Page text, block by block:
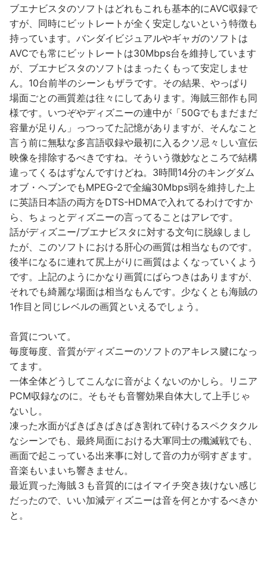
ブエナビスタのソフトはどれもこれも基本的にAVC収録で
すが、同時にビットレートが全く安定しないという特徴も
持っています。バンダイビジュアルやギャガのソフトは
AVCでも常にビットレートは30Mbps台を維持しています
が、ブエナビスタのソフトはまったくもって安定しませ
ん。10台前半のシーンもザラです。その結果、やっぱり
場面ごとの画質差は往々にしてあります。海賊三部作も同
様です。いつぞやディズニーの連中が「50Gでもまだまだ
容量が足りん」っつってた記憶がありますが、そんなこと
言う前に無駄な多言語収録や最初に入るクソ忌々しい宣伝
映像を排除するべきですね。そういう微妙なところで結構
違ってくるはずなんですけどね。3時間14分のキングダム
オブ・ヘブンでもMPEG-2で全編30Mbps弱を維持した上
に英語日本語の両方をDTS-HDMAで入れてるわけですか
ら、ちょっとディズニーの言ってることはアレです。
話がディズニー/ブエナビスタに対する文句に脱線しまし
たが、このソフトにおける肝心の画質は相当なものです。
後半になるに連れて尻上がりに画質はよくなっていくよう
です。上記のようにかなり画質にばらつきはありますが、
それでも綺麗な場面は相当なもんです。少なくとも海賊の
1作目と同じレベルの画質といえるでしょう。
音質について。
毎度毎度、音質がディズニーのソフトのアキレス腱になっ
てます。
一体全体どうしてこんなに音がよくないのかしら。リニア
PCM収録なのに。そもそも音響効果自体大して上手じゃ
ないし。
凍った水面がばきばきばきばき割れて砕けるスペクタクル
なシーンでも、最終局面における大軍同士の殲滅戦でも、
画面で起こっている出来事に対して音の力が弱すぎます。
音楽もいまいち響きません。
最近買った海賊３も音質的にはイマイチ突き抜けない感じ
だったので、いい加減ディズニーは音を何とかするべきか
と。